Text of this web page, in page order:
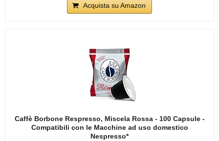
Acquista su Amazon
Caffè Borbone Respresso, Miscela Rossa - 100 Capsule -
Compatibili con le Macchine ad uso domestico
Nespresso*